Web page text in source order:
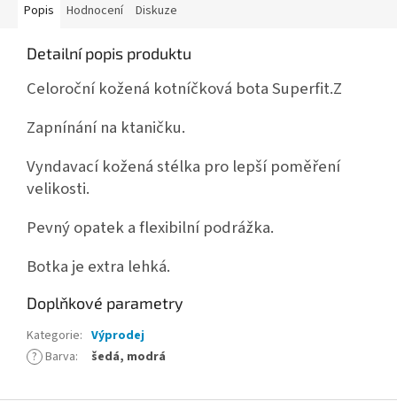
Popis Hodnocení Diskuze
Detailní popis produktu
Celoroční kožená kotníčková bota Superfit.Z
Zapnínání na ktaničku.
Vyndavací kožená stélka pro lepší poměření
velikosti.
Pevný opatek a flexibilní podrážka.
Botka je extra lehká.
Doplňkové parametry
Kategorie: Výprodej
? Barva: šedá, modrá